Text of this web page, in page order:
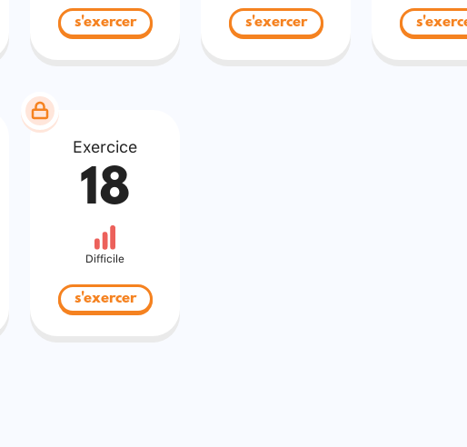
s'exercer s'exercer
Exercice
18
Difficile
s'exercer